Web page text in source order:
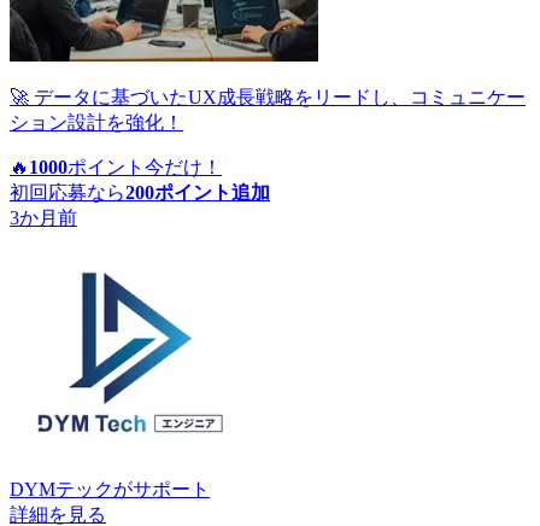
🚀 データに基づいたUX成長戦略をリードし、コミュニケー
ション設計を強化！
🔥 1000ポイント 今だけ！
初回応募なら200ポイント追加
3か月前
DYMテックがサポート
詳細を見る